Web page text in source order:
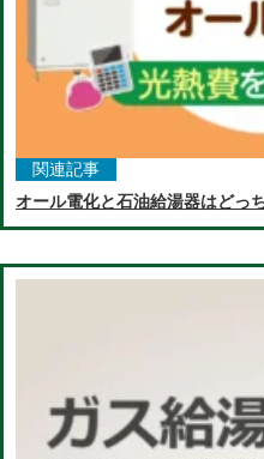
関連記事
オール電化と石油給湯器はどっ